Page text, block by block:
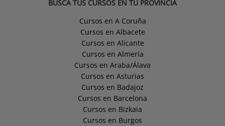
BUSCA TUS CURSOS EN TU PROVINCIA
Cursos en A Coruña
Cursos en Albacete
Cursos en Alicante
Cursos en Almería
Cursos en Araba/Álava
Cursos en Asturias
Cursos en Badajoz
Cursos en Barcelona
Cursos en Bizkaia
Cursos en Burgos